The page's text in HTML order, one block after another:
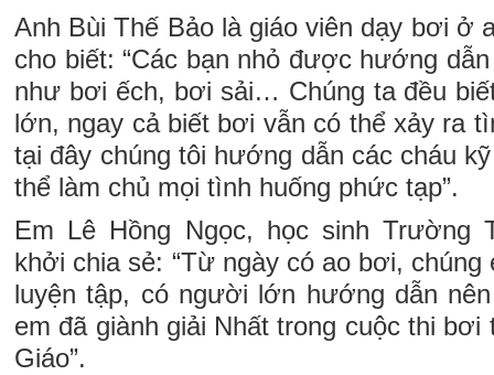
Anh Bùi Thế Bảo là giáo viên dạy bơi ở
cho biết: “Các bạn nhỏ được hướng
như bơi ếch, bơi sải… Chúng ta đều
lớn, ngay cả biết bơi vẫn có thể xảy ra
tại đây chúng tôi hướng dẫn các cháu
thể làm chủ mọi tình huống phức tạp”.
Em Lê Hồng Ngọc, học sinh Trường
khởi chia sẻ: “Từ ngày có ao bơi,
luyện tập, có người lớn hướng dẫn
em đã giành giải Nhất trong cuộc thi
Giáo”.